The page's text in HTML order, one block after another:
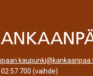
02 57 700 (vaihde)